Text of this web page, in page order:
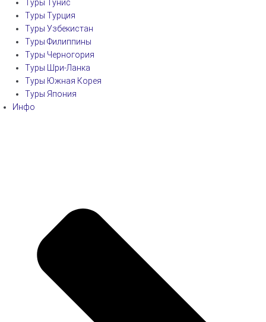
Туры Тунис
Туры Турция
Туры Узбекистан
Туры Филиппины
Туры Черногория
Туры Шри-Ланка
Туры Южная Корея
Туры Япония
Инфо